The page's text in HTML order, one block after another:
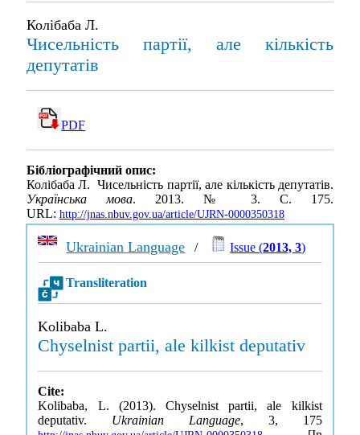
Колібаба Л.
Чисельність партії, але кількість
депутатів
PDF
Бібліографічний опис:
Колібаба Л. Чисельність партії, але кількість депутатів.
Українська мова. 2013. № 3. С. 175.
URL: http://jnas.nbuv.gov.ua/article/UJRN-0000350318
Ukrainian Language / Issue (2013, 3)
Transliteration
Kolibaba L.
Chyselnist partii, ale kilkist deputativ
Cite:
Kolibaba, L. (2013). Chyselnist partii, ale kilkist
deputativ. Ukrainian Language, 3, 175